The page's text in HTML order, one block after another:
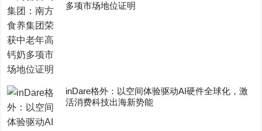
多项市场地位证明
inDare格外：以空间体验驱动AI硬件全球化，激
活消费科技出海新势能